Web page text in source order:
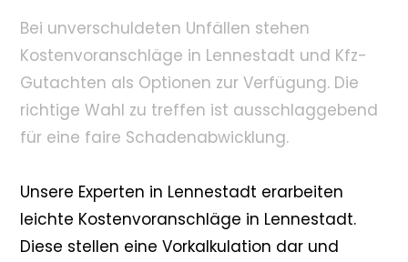
Bei unverschuldeten Unfällen stehen
Kostenvoranschläge in Lennestadt und Kfz-
Gutachten als Optionen zur Verfügung. Die
richtige Wahl zu treffen ist ausschlaggebend
für eine faire Schadenabwicklung.
Unsere Experten in Lennestadt erarbeiten
leichte Kostenvoranschläge in Lennestadt.
Diese stellen eine Vorkalkulation dar und